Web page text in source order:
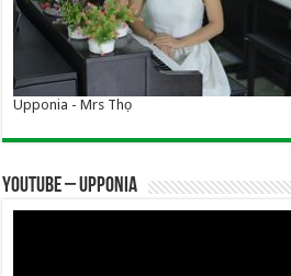
Upponia - Mrs Thọ
YOUTUBE – UPPONIA